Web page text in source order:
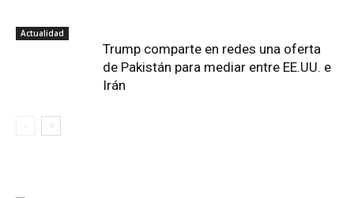
Actualidad
Trump comparte en redes una oferta
de Pakistán para mediar entre EE.UU. e
Irán